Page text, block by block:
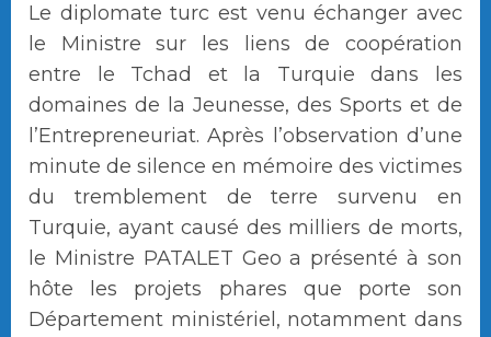
Le diplomate turc est venu échanger avec
le Ministre sur les liens de coopération
entre le Tchad et la Turquie dans les
domaines de la Jeunesse, des Sports et de
l’Entrepreneuriat. Après l’observation d’une
minute de silence en mémoire des victimes
du tremblement de terre survenu en
Turquie, ayant causé des milliers de morts,
le Ministre PATALET Geo a présenté à son
hôte les projets phares que porte son
Département ministériel, notamment dans